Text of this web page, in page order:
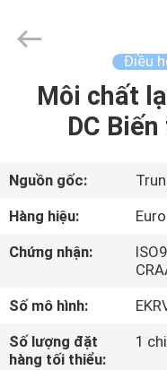
NHÀ
SẢN
PHẨM
CHÚNG
TÔI
Guangdong
EuroKlimat
Refrigeration
Điều
Môi chất
DC
Nguồn gốc:
Hàng hiệu:
Chứng nhận:
Số mô hình:
Số lượng đặt
hàng tối thiểu:
1